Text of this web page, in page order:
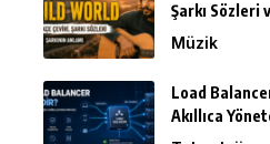
Şarkı Sözleri
Müzik
Load
Akıllıca